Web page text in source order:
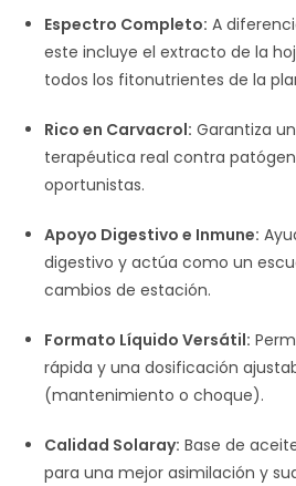
Espectro Completo: A
este incluye el extracto de la
todos los fitonutrientes de la
Rico en Carvacrol: Garantiza
terapéutica real contra
oportunistas.
Apoyo Digestivo e Inmune:
digestivo y actúa como un
cambios de estación.
Formato Líquido Versátil:
rápida y una dosificación
(mantenimiento o choque).
Calidad Solaray: Base de
para una mejor asimilación y